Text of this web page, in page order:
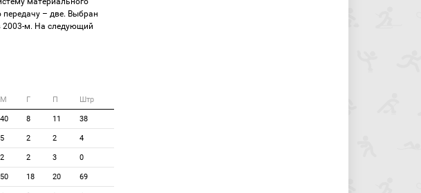
передачу – две. Выбран
м. На следующий
М Г П Штр
40 8 11 38
5 2 2 4
2 2 3 0
50 18 20 69